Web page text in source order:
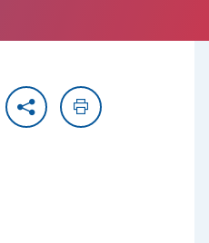
PartagerImprimer